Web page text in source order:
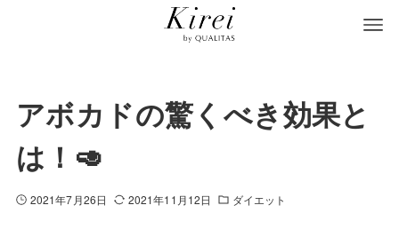
アボカドの驚くべき効果と
は！🥑
2021年7月26日 2021年11月12日 ダイエット